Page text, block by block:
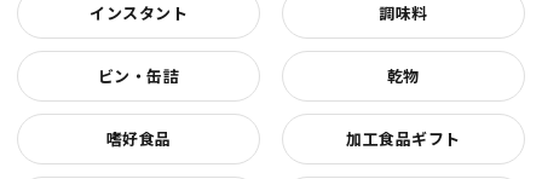
インスタント 調味料
ビン・缶詰 乾物
嗜好食品 加工食品ギフト